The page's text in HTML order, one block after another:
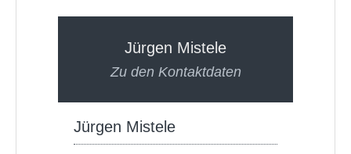
Jürgen Mistele
Zu den Kontaktdaten
Jürgen Mistele